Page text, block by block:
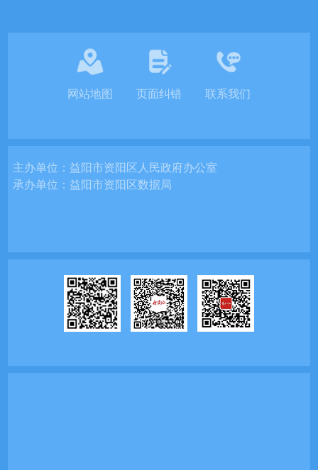
网站地图 页面纠错 联系我们
主办单位：益阳市资阳区人民政府办公室
承办单位：益阳市资阳区数据局